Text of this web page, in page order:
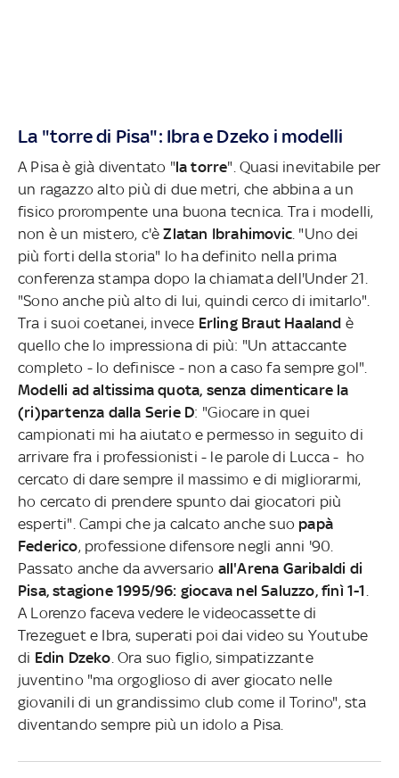
La "torre di Pisa": Ibra e Dzeko i modelli
A Pisa è già diventato "la torre". Quasi inevitabile per
un ragazzo alto più di due metri, che abbina a un
fisico prorompente una buona tecnica. Tra i modelli,
non è un mistero, c'èZlatan Ibrahimovic . "Uno dei
più forti della storia" lo ha definito nella prima
conferenza stampa dopo la chiamata dell'Under 21.
"Sono anche più alto di lui, quindi cerco di imitarlo".
Tra i suoi coetanei, invece Erling Braut Haaland è
quello che lo impressiona di più: "Un attaccante
completo - lo definisce - non a caso fa sempre gol".
Modelli ad altissima quota, senza dimenticare la
(ri)partenza dalla Serie D: "Giocare in quei
campionati mi ha aiutato e permesso in seguito di
arrivare fra i professionisti - le parole di Lucca - ho
cercato di dare sempre il massimo e di migliorarmi,
ho cercato di prendere spunto dai giocatori più
esperti". Campi che ja calcato anche suo papà
Federico, professione difensore negli anni '90.
Passato anche da avversario all'Arena Garibaldi di
Pisa, stagione 1995/96: giocava nel Saluzzo, finì 1-1
A Lorenzo faceva vedere le videocassette di
Trezeguet e Ibra, superati poi dai video su Youtube
di Edin Dzeko . Ora suo figlio, simpatizzante
juventino "ma orgoglioso di aver giocato nelle
giovanili di un grandissimo club come il Torino", sta
diventando sempre più un idolo a Pisa.